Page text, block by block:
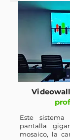
Este
pantalla
mosaico, la